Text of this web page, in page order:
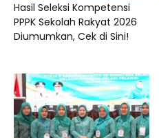
Hasil Seleksi Kompetensi
PPPK Sekolah Rakyat 2026
Diumumkan, Cek di Sini!